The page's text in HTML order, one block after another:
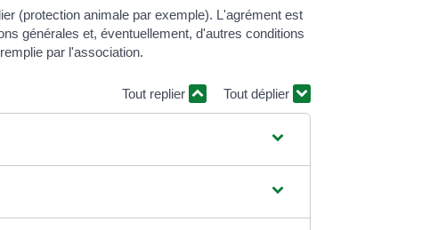
(protection animale par exemple). L'agrément est
générales et, éventuellement, d'autres conditions
par l'association.
Tout replier Tout déplier